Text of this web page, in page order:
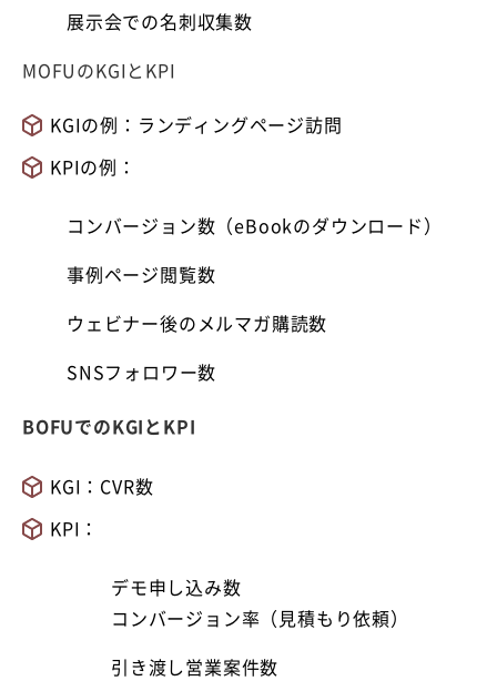
展示会での名刺収集数
MOFUのKGIとKPI
KGIの例：ランディングページ訪問
KPIの例：
コンバージョン数（eBookのダウンロード）
事例ページ閲覧数
ウェビナー後のメルマガ購読数
SNSフォロワー数
BOFUでのKGIとKPI
KGI：CVR数
KPI：
デモ申し込み数
コンバージョン率（見積もり依頼）
引き渡し営業案件数